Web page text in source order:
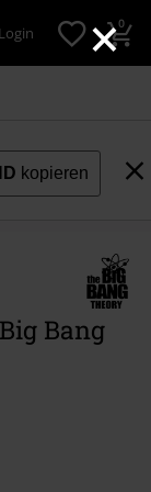
×
Login 0
kopieren
Bang